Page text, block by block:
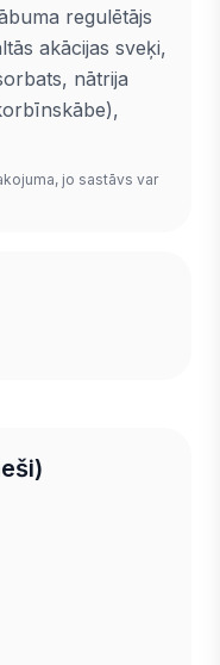
regulētājs
akācijas sveķi,
nātrija
jo sastāvs var